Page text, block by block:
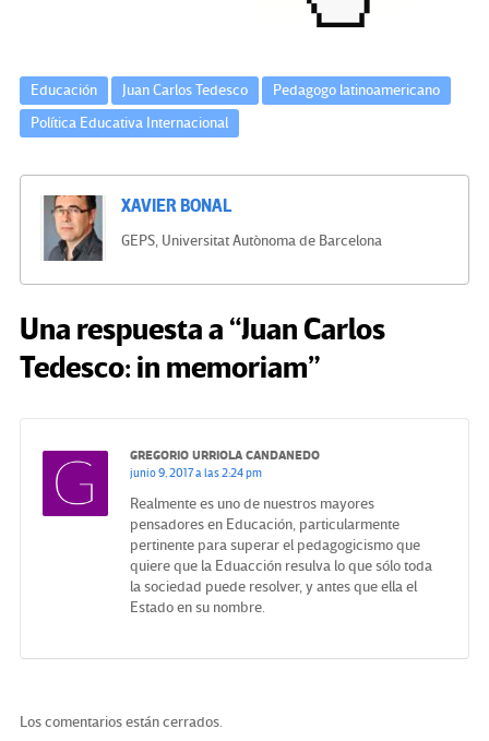
Educación Juan Carlos Tedesco
Pedagogo latinoamericano
Política Educativa Internacional
XAVIER BONAL
GEPS, Universitat Autònoma de Barcelona
Una respuesta a “Juan Carlos
Tedesco: in memoriam”
GREGORIO URRIOLA CANDANEDO
junio 9, 2017 a las 2:24 pm
Realmente es uno de nuestros mayores
pensadores en Educación, particularmente
pertinente para superar el pedagogicismo que
quiere que la Eduacción resulva lo que sólo toda
la sociedad puede resolver, y antes que ella el
Estado en su nombre.
Los comentarios están cerrados.